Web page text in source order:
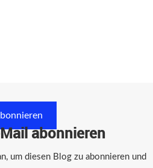
abonnieren
um diesen Blog zu abonnieren und